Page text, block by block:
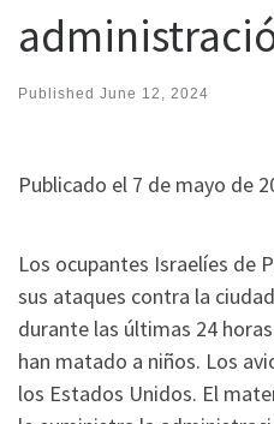
Published June 12, 2024
Publicado el 7 de mayo de
Los ocupantes Israelíes de
sus ataques contra la
durante las últimas 24
han matado a niños. Los
los Estados Unidos. El